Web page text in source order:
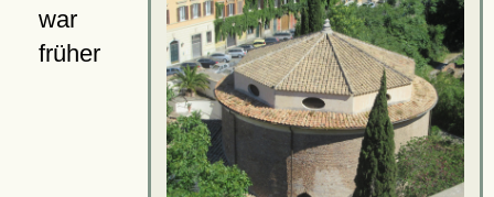
war
früher